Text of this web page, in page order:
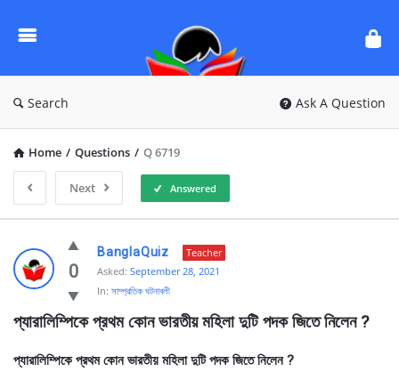
Questions
Search Ask A Question
Home / Questions / Q 6719
Next Answered
Ask
Questions
BanglaQuiz
Latest
0
BanglaQuiz
Teacher
Asked: September 28, 2021
In: সাম্প্রতিক ঘটনাবলী
প্যারালিম্পিকে প্রথম কোন ভারতীয় মহিলা দুটি পদক জিতে নিলেন ?
প্যারালিম্পিকে প্রথম কোন ভারতীয় মহিলা দুটি পদক জিতে নিলেন ?